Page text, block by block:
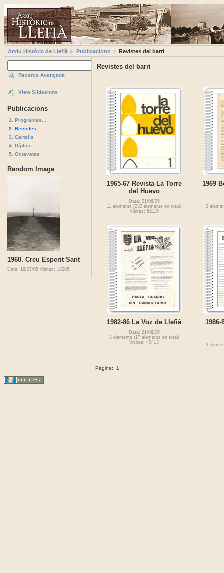
Arxiu Històric de Llefià Publicacions Revistes del barri
Recerca Avançada
View Slideshow
Publicacions
1. Programes...
2. Revistes...
3. Cartells
4. Díptics
5. Octavetes
Random Image
1960. Creu Esperit Sant
Data: 16/07/05 Visites: 18285
Revistes del barri
1965-67 Revista La Torre
del Huevo
Data: 21/06/05
11 elements (232 elements en total)
Visites: 62115
1969
2
1982-86 La Voz de Llefià
Data: 21/06/05
3 elements (17 elements en total)
Visites: 40413
3
Pàgina: 1